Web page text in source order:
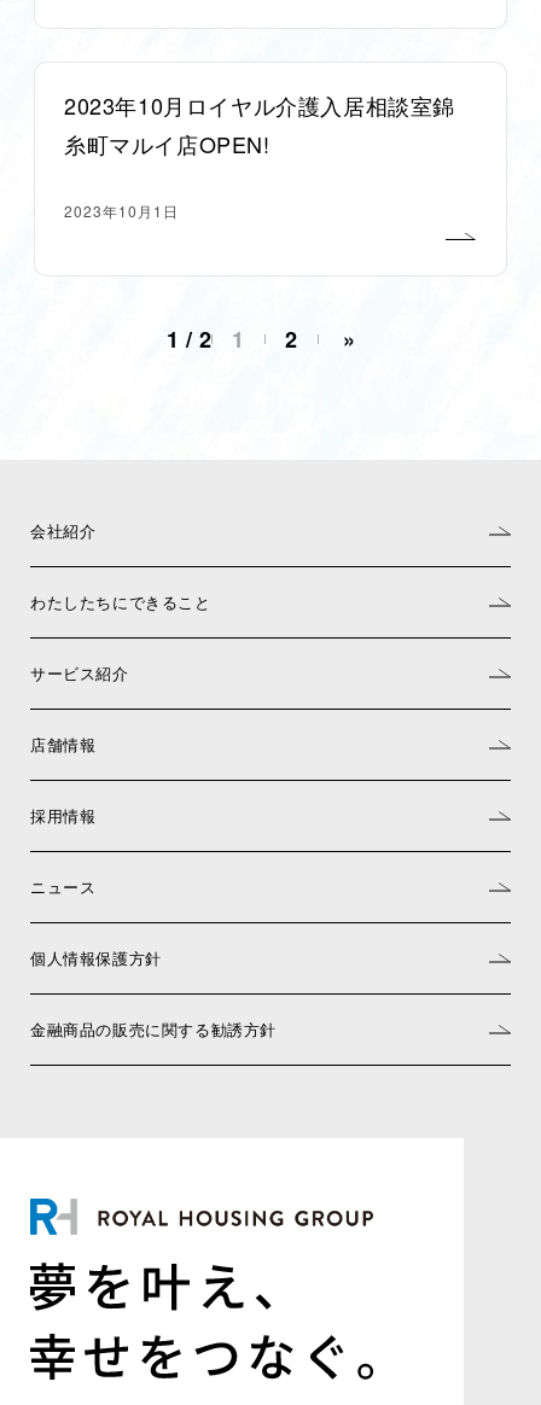
2023年10月ロイヤル介護入居相談室錦
糸町マルイ店OPEN!
2023年10月1日
1 / 2 1 2 »
会社紹介
わたしたちにできること
サービス紹介
店舗情報
採用情報
ニュース
個人情報保護方針
金融商品の販売に関する勧誘方針